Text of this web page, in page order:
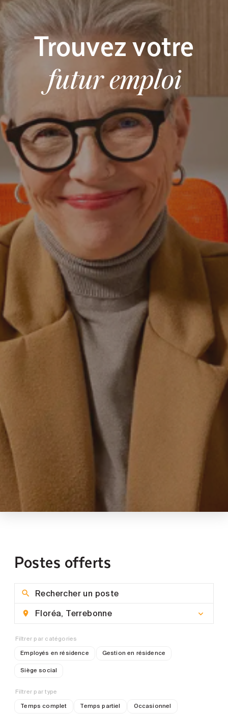
Trouvez votre
futur emploi
Postes offerts
Filtrer par catégories
Employés en résidence Gestion en résidence
Siège social
Filtrer par type
Temps complet Temps partiel Occasionnel